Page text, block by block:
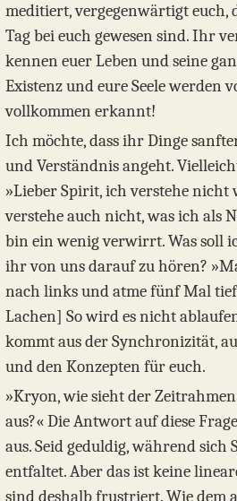
meditiert, vergegenwärtigt euch,
Tag bei euch gewesen sind. Ihr
kennen euer Leben und seine
Existenz und eure Seele werden
vollkommen erkannt!
Ich möchte, dass ihr Dinge
und Verständnis angeht.
»Lieber Spirit, ich verstehe nicht
verstehe auch nicht, was ich als
bin ein wenig verwirrt. Was soll
ihr von uns darauf zu hören?
nach links und atme fünf Mal
Lachen] So wird es nicht
kommt aus der Synchronizität,
und den Konzepten für euch.
»Kryon, wie sieht der
aus?« Die Antwort auf diese
aus. Seid geduldig, während
entfaltet. Aber das ist keine
sind deshalb frustriert. Wie dem